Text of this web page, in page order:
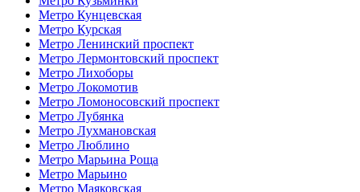
Метро Кунцевская
Метро Курская
Метро Ленинский проспект
Метро Лермонтовский проспект
Метро Лихоборы
Метро Локомотив
Метро Ломоносовский проспект
Метро Лубянка
Метро Лухмановская
Метро Люблино
Метро Марьина Роща
Метро Марьино
Метро Маяковская